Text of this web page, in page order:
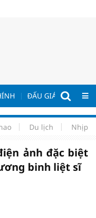
ĐẤU GIÁ - ĐẤU
Du lịch Nhịp
ảnh đặc biệt
binh liệt sĩ